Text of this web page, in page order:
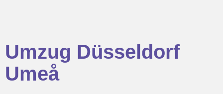
Umzug Düsseldorf
Umeå